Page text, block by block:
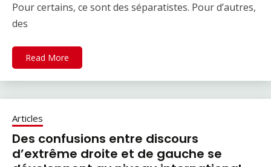
Pour certains, ce sont des séparatistes. Pour d’autres,
des
Read More
Articles
Des confusions entre discours
d’extrême droite et de gauche se